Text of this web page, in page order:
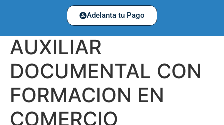
Adelanta tu Pago
AUXILIAR
DOCUMENTAL CON
FORMACION EN
COMERCIO